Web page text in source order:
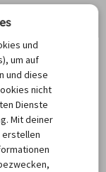
Flotte tolle
Sie Ihre
sich bei Avis
Porsche 911 ein
die Höhe
vom
mit
Euro reduziert
bietet eine
und
um auf
und diese
nicht
Dienste
Mit deiner
erstellen